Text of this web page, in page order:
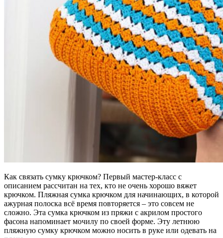
Как связать сумку крючком? Первый мастер-класс с
описанием рассчитан на тех, кто не очень хорошо вяжет
крючком. Пляжная сумка крючком для начинающих, в которой
ажурная полоска всё время повторяется – это совсем не
сложно. Эта сумка крючком из пряжи с акрилом простого
фасона напоминает мочилу по своей форме. Эту летнюю
пляжную сумку крючком можно носить в руке или одевать на